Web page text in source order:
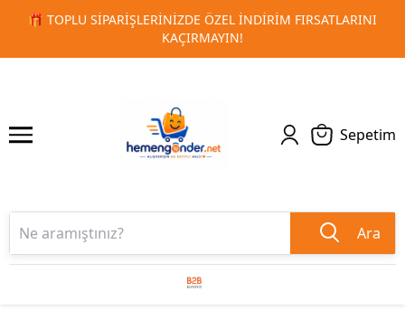
FIRSATLARINI
🚀 KURUMSAL PROMOSYON VE MATBAA
1 2
Sepetim
Ara